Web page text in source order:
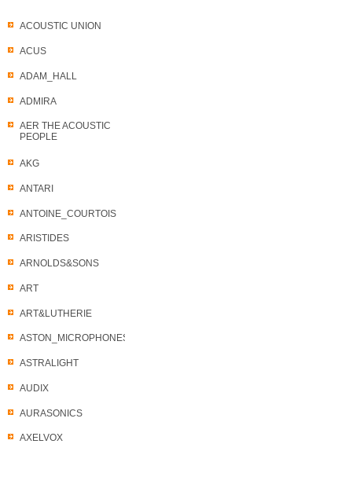
ACOUSTIC UNION
ACUS
ADAM_HALL
ADMIRA
AER THE ACOUSTIC
PEOPLE
AKG
ANTARI
ANTOINE_COURTOIS
ARISTIDES
ARNOLDS&SONS
ART
ART&LUTHERIE
ASTON_MICROPHONES
ASTRALIGHT
AUDIX
AURASONICS
AXELVOX